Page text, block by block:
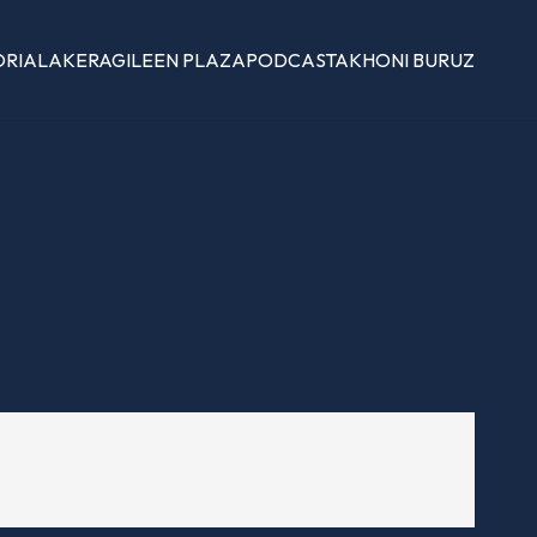
ERAGILEEN PLAZAPODCASTAKHONI BURUZ